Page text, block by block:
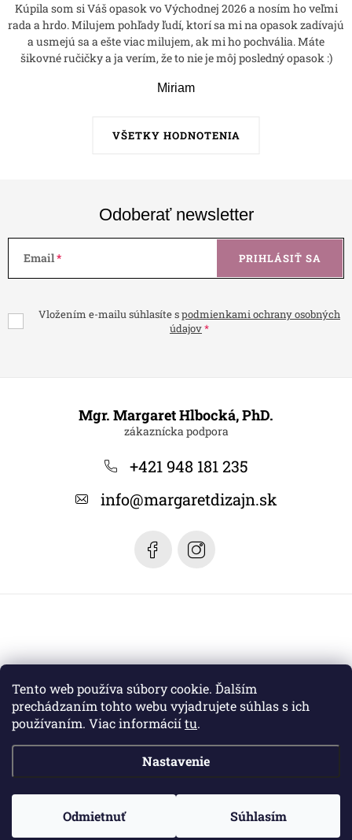
Tento web používa súbory cookie. Ďalším
prechádzaním tohto webu vyjadrujete súhlas s ich
používaním. Viac informáciítu.
Nastavenie
Odmietnuť Súhlasím
VŠETKY HODNOTENIA
Kúpila som si Váš opasok vo Východnej 2026 a nosím ho veľmi
rada a hrdo. Milujem pohľady ľudí, ktorí sa mi na opasok zadívajú
a usmejú sa a ešte viac milujem, ak mi ho pochvália. Máte
šikovné ručičky a ja verím, že to nie je môj posledný opasok :)
Miriam
Odoberať newsletter
Email
Vložením e-mailu súhlasíte spodmienkami ochrany osobných
údajov
PRIHLÁSIŤ SA
Mgr. Margaret Hlbocká, PhD.
+421 948 181 235
info@margaretdizajn.sk
Copyright 2026Margaret dizajn. Všetky práva vyhradené.